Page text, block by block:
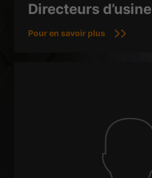
Directeurs d’usine
Pour en savoir plus